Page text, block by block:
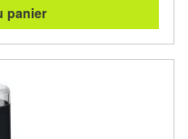
panier